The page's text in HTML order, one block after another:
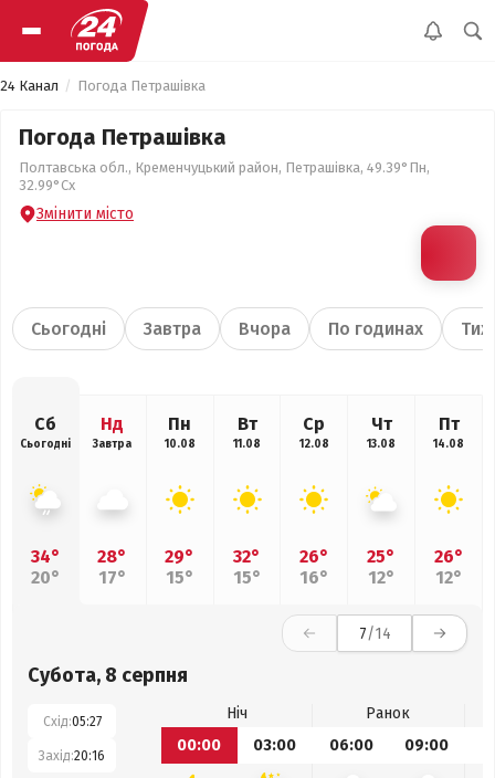
24 Канал Погода Петрашівка
Погода Петрашівка
Полтавська обл., Кременчуцький район, Петрашівка, 49.39°Пн,
32.99°Сх
Змінити місто
Сьогодні Завтра Вчора По годинах
Сб
Сьогодні
34°
20°
Нд
Завтра
28°
17°
Пн
10.08
29°
15°
Вт
11.08
32°
15°
Ср
12.08
26°
16°
Чт
13.08
25°
12°
Пт
14.08
26°
12°
7/14
Субота, 8 серпня
Схід:05:27
Захід:20:16
Ніч
Ранок
00:00
03:00 06:00 09:00